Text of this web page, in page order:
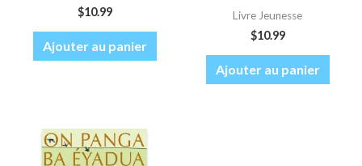
$10.99
Ajouter au panier
Livre Jeunesse
$10.99
Ajouter au panier